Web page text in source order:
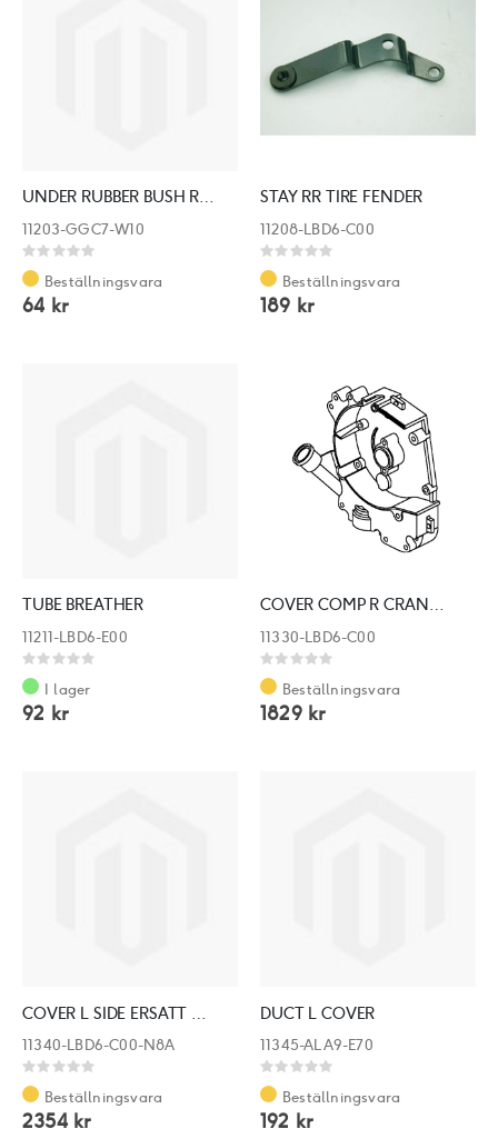
UNDER RUBBER BUSH REAR CUSHION
11203-GGC7-W10
Rating:
0%
Beställningsvara
64 kr
STAY RR TIRE FENDER
11208-LBD6-C00
Rating:
0%
Beställningsvara
189 kr
TUBE BREATHER
11211-LBD6-E00
Rating:
0%
I lager
92 kr
COVER COMP R CRANK CASE
11330-LBD6-C00
Rating:
0%
Beställningsvara
1829 kr
11340-LBD6-C00-N8A
Rating:
0%
Beställningsvara
2354 kr
DUCT L COVER
11345-ALA9-E70
Rating:
0%
Beställningsvara
192 kr